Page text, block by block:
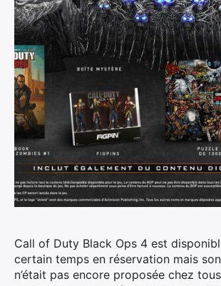
Call of Duty Black Ops 4 est
certain temps en réservation mais
n’était pas encore proposée chez